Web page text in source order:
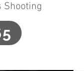
Shooting